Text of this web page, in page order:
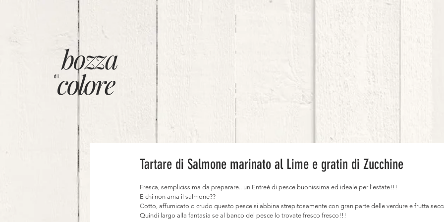
bozza
colore
di
Tartare di Salmone marinato al Lime e gratin di Zucchine
Fresca, semplicissima da preparare.. un Entreè di pesce buonissima ed ideale per l'estate!!!
E chi non ama il salmone??
Cotto, affumicato o crudo questo pesce si abbina strepitosamente con gran parte delle verdure e frutta
Quindi largo alla fantasia se al banco del pesce lo trovate fresco fresco!!!